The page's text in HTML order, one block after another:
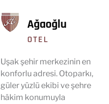
Ağaoğlu
OTEL
Uşak şehir merkezinin en
konforlu adresi. Otoparkı,
güler yüzlü ekibi ve şehre
hâkim konumuyla